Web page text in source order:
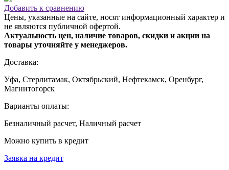
Добавить к сравнению
Цены, указанные на сайте, носят информационный характер и
не являются публичной офертой.
Актуальность цен, наличие товаров, скидки и акции на
товары уточняйте у менеджеров.
Доставка:
Уфа, Стерлитамак, Октябрьский, Нефтекамск, Оренбург,
Магнитогорск
Варианты оплаты:
Безналичный расчет, Наличный расчет
Можно купить в кредит
Заявка на кредит